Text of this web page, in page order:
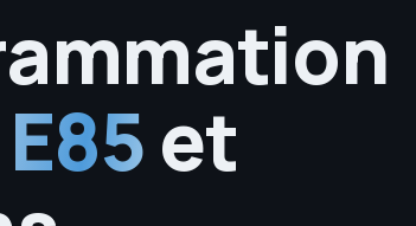
E85et